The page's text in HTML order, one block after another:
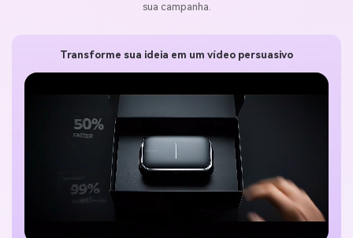
sua campanha.
Transforme sua ideia em um vídeo persuasivo